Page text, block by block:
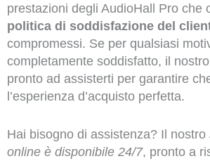
prestazioni degli AudioHall Pro che
politica di soddisfazione del
compromessi. Se per qualsiasi
completamente soddisfatto, il
pronto ad assisterti per garantire
l’esperienza d’acquisto perfetta.
Hai bisogno di assistenza? Il nostro
online è disponibile 24/7, pronto a